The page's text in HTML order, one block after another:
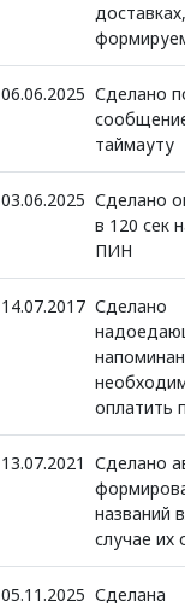
доставках,
06.06.2025 Сделано
таймауту
03.06.2025 Сделано
в 120 сек
ПИН
14.07.2017 Сделано
оплатить
13.07.2021 Сделано
названий
случае их
05.11.2025 Сделана